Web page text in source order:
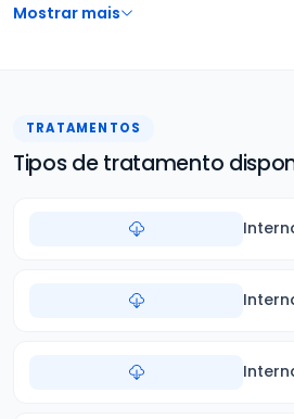
Mostrar mais
TRATAMENTOS
Tipos de tratamento